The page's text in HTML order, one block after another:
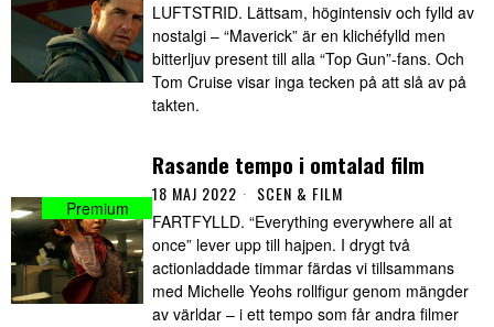
LUFTSTRID. Lättsam, högintensiv och fylld av
nostalgi – “Maverick” är en klichéfylld men
bitterljuv present till alla “Top Gun”-fans. Och
Tom Cruise visar inga tecken på att slå av på
takten.
Rasande tempo i omtalad film
18 MAJ 2022 SCEN & FILM
FARTFYLLD. “Everything everywhere all at
once” lever upp till hajpen. I drygt två
actionladdade timmar färdas vi tillsammans
med Michelle Yeohs rollfigur genom mängder
av världar – i ett tempo som får andra filmer